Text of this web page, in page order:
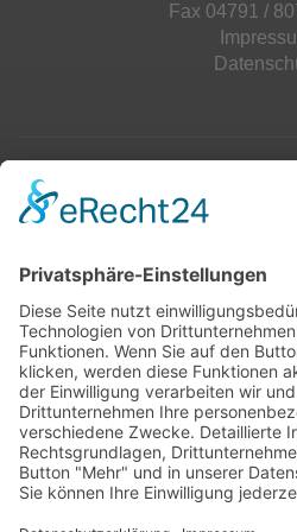
Fax 04791 /
Top
Hot 50
Top